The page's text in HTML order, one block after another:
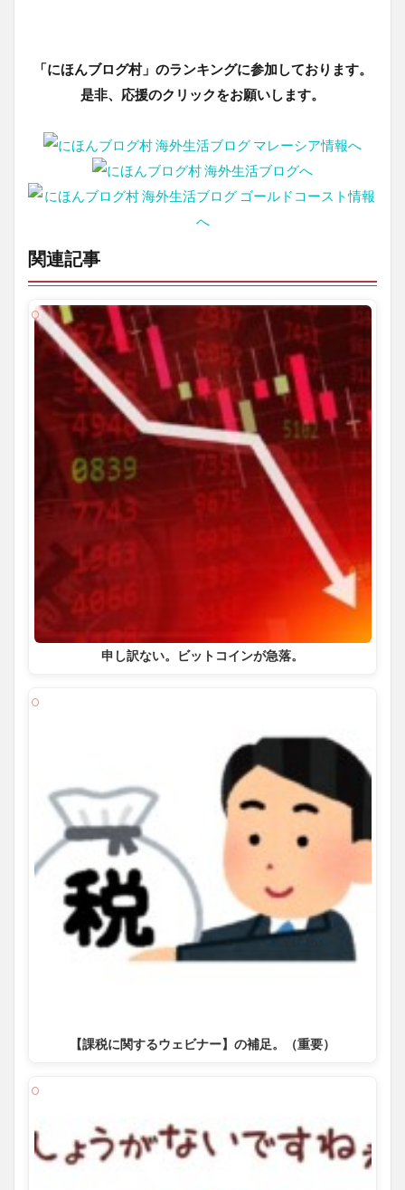
「にほんブログ村」のランキングに参加しております。
是非、応援のクリックをお願いします。
関連記事
申し訳ない。ビットコインが急落。
【課税に関するウェビナー】の補足。（重要）